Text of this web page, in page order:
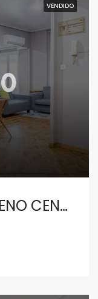
VENDIDO
APARTAMENTO EN PLENO CENTRO DE VALENCIA